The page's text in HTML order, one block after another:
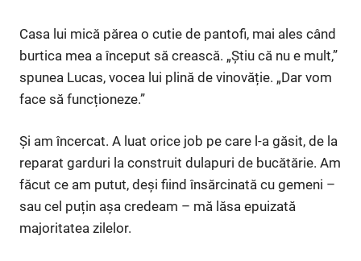
Casa lui mică părea o cutie de pantofi, mai ales când
burtica mea a început să crească. „Știu că nu e mult,”
spunea Lucas, vocea lui plină de vinovăție. „Dar vom
face să funcționeze.”
Și am încercat. A luat orice job pe care l-a găsit, de la
reparat garduri la construit dulapuri de bucătărie. Am
făcut ce am putut, deși fiind însărcinată cu gemeni –
sau cel puțin așa credeam – mă lăsa epuizată
majoritatea zilelor.